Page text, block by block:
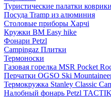
Туристические палатки
Посуда Tramp из алюминия
Столовые приборы Харчі
Кружки BM Easy hike
Фонари Petzl
Campingaz Плитки
Термоноски
Газовая горелка MSR Pocket
Перчатки OGSO Ski
Термокружка Stanley Classic
Налобный фонарь Petzl